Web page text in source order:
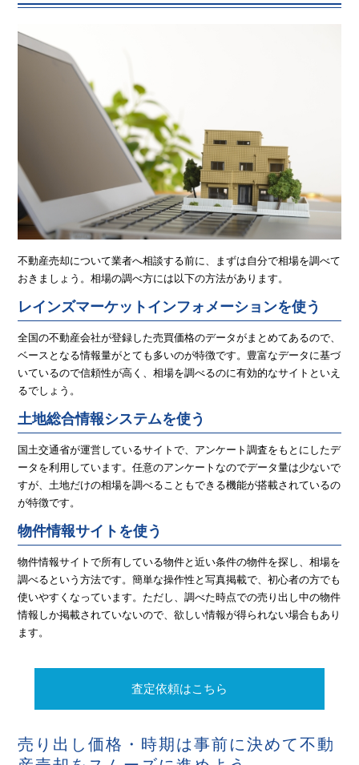
不動産売却について業者へ相談する前に、まずは自分で相場を調べて
おきましょう。相場の調べ方には以下の方法があります。
レインズマーケットインフォメーションを使う
全国の不動産会社が登録した売買価格のデータがまとめてあるので、
ベースとなる情報量がとても多いのが特徴です。豊富なデータに基づ
いているので信頼性が高く、相場を調べるのに有効的なサイトといえ
るでしょう。
土地総合情報システムを使う
国土交通省が運営しているサイトで、アンケート調査をもとにしたデ
ータを利用しています。任意のアンケートなのでデータ量は少ないで
すが、土地だけの相場を調べることもできる機能が搭載されているの
が特徴です。
物件情報サイトを使う
物件情報サイトで所有している物件と近い条件の物件を探し、相場を
調べるという方法です。簡単な操作性と写真掲載で、初心者の方でも
使いやすくなっています。ただし、調べた時点での売り出し中の物件
情報しか掲載されていないので、欲しい情報が得られない場合もあり
ます。
査定依頼はこちら
売り出し価格・時期は事前に決めて不動